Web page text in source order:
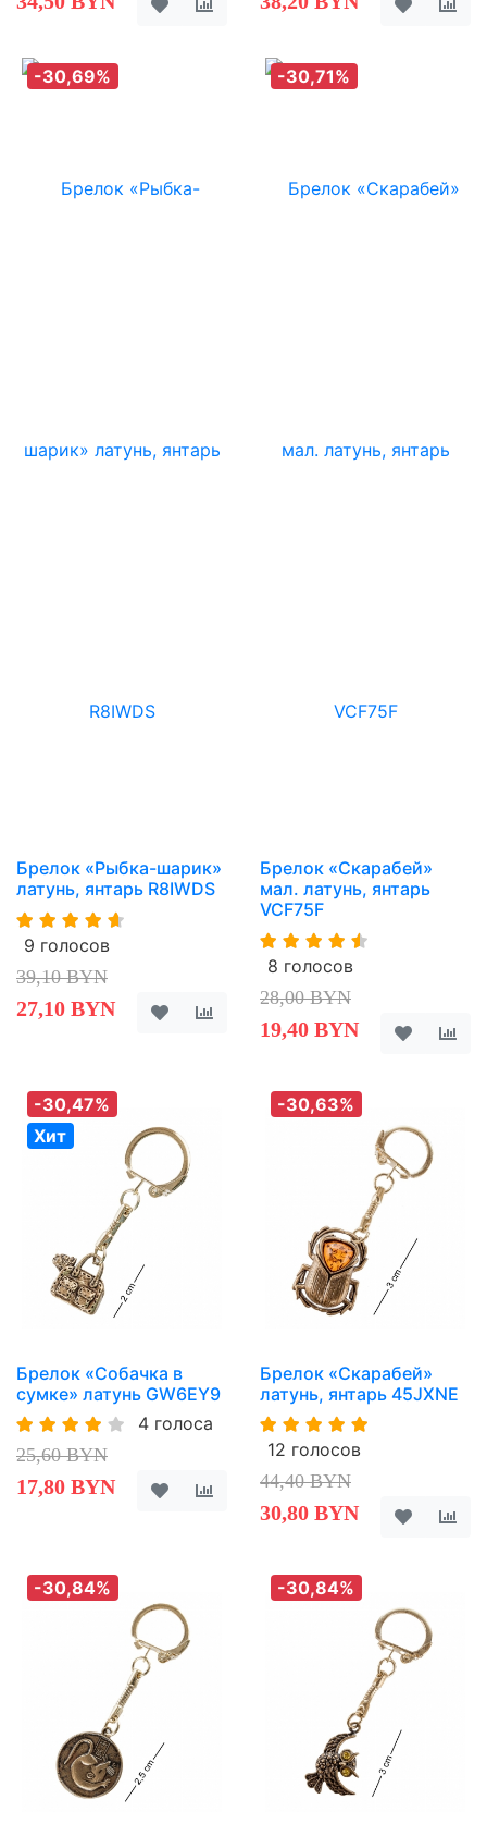
-30,69%
Брелок «Рыбка-шарик»
латунь, янтарь R8IWDS
9 голосов
39,10 BYN
27,10 BYN
-30,71%
Брелок «Скарабей»
мал. латунь, янтарь
VCF75F
8 голосов
28,00 BYN
19,40 BYN
-30,47%
Хит
Брелок «Собачка в
сумке» латунь GW6EY9
4 голоса
25,60 BYN
17,80 BYN
-30,63%
Брелок «Скарабей»
латунь, янтарь 45JXNE
12 голосов
44,40 BYN
30,80 BYN
-30,84% -30,84%